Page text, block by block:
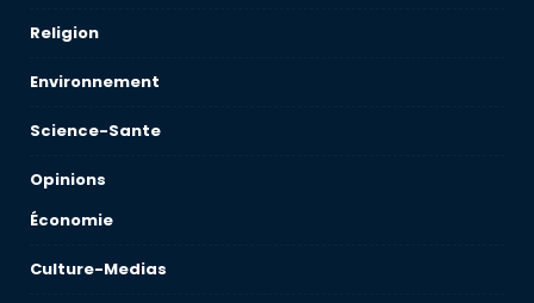
Religion
Environnement
Science-Sante
Opinions
Économie
Culture-Medias